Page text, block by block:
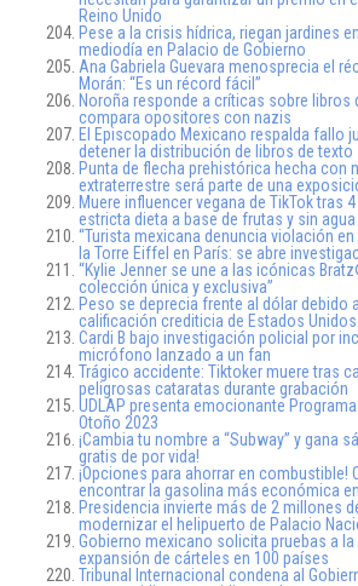
Reino Unido
Pese a la crisis hídrica, riegan jardines
mediodía en Palacio de Gobierno
Ana Gabriela Guevara menosprecia el
Morán: “Es un récord fácil”
Noroña responde a críticas sobre libros
compara opositores con nazis
El Episcopado Mexicano respalda fallo
detener la distribución de libros de texto
Punta de flecha prehistórica hecha con
extraterrestre será parte de una
Muere influencer vegana de TikTok tras
estricta dieta a base de frutas y sin agua
“Turista mexicana denuncia violación
la Torre Eiffel en París: se abre
“Kylie Jenner se une a las icónicas
colección única y exclusiva”
Peso se deprecia frente al dólar debido
calificación crediticia de Estados Unidos
Cardi B bajo investigación policial por
micrófono lanzado a un fan
Trágico accidente: Tiktoker muere tras
peligrosas cataratas durante grabación
UDLAP presenta emocionante
Otoño 2023
¡Cambia tu nombre a “Subway” y gana
gratis de por vida!
¡Opciones para ahorrar en combustible!
encontrar la gasolina más económica
Presidencia invierte más de 2 millones
modernizar el helipuerto de Palacio
Gobierno mexicano solicita pruebas a la
expansión de cárteles en 100 países
Tribunal Internacional condena al